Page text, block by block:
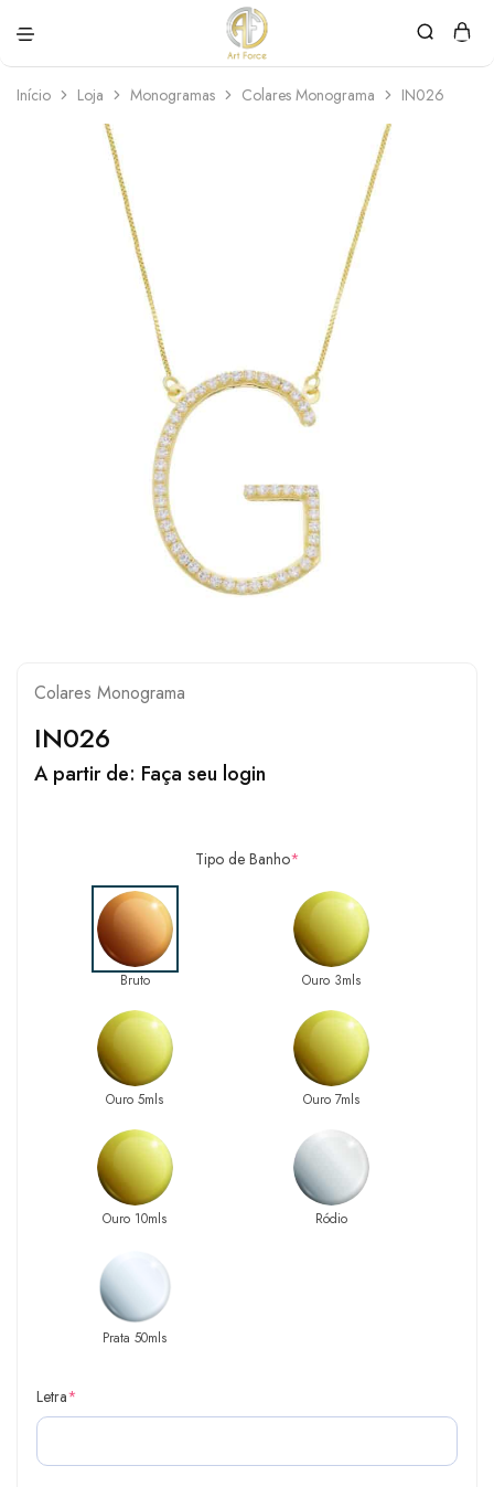
Force
personalizadas
Início Loja Monogramas Colares Monograma IN026
Colares Monograma
IN026
A partir de: Faça seu login
Tipo de Banho*
Bruto Ouro 3mls
Ouro 5mls Ouro 7mls
Ouro 10mls Ródio
Prata 50mls
Letra*